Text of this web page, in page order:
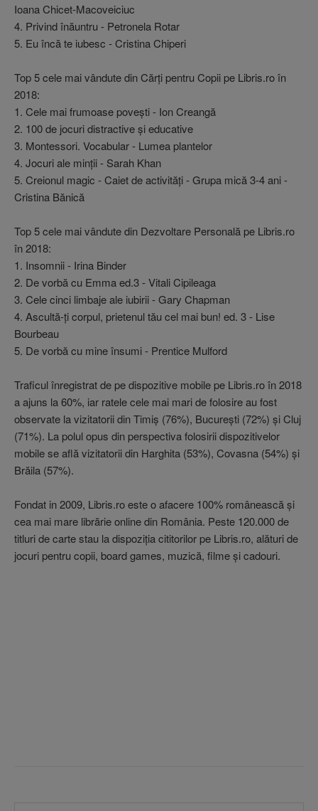
Ioana Chicet-Macoveiciuc
4. Privind înăuntru - Petronela Rotar
5. Eu încă te iubesc - Cristina Chiperi
Top 5 cele mai vândute din Cărţi pentru Copii pe Libris.ro în
2018:
1. Cele mai frumoase poveşti - Ion Creangă
2. 100 de jocuri distractive şi educative
3. Montessori. Vocabular - Lumea plantelor
4. Jocuri ale minţii - Sarah Khan
5. Creionul magic - Caiet de activităţi - Grupa mică 3-4 ani -
Cristina Bănică
Top 5 cele mai vândute din Dezvoltare Personală pe Libris.ro
în 2018:
1. Insomnii - Irina Binder
2. De vorbă cu Emma ed.3 - Vitali Cipileaga
3. Cele cinci limbaje ale iubirii - Gary Chapman
4. Ascultă-ţi corpul, prietenul tău cel mai bun! ed. 3 - Lise
Bourbeau
5. De vorbă cu mine însumi - Prentice Mulford
Traficul înregistrat de pe dispozitive mobile pe Libris.ro în 2018
a ajuns la 60%, iar ratele cele mai mari de folosire au fost
observate la vizitatorii din Timiş (76%), Bucureşti (72%) şi Cluj
(71%). La polul opus din perspectiva folosirii dispozitivelor
mobile se află vizitatorii din Harghita (53%), Covasna (54%) şi
Brăila (57%).
Fondat in 2009, Libris.ro este o afacere 100% românească şi
cea mai mare librărie online din România. Peste 120.000 de
titluri de carte stau la dispoziţia cititorilor pe Libris.ro, alături de
jocuri pentru copii, board games, muzică, filme şi cadouri.